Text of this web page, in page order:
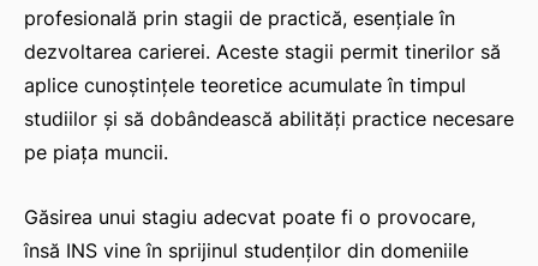
profesională prin stagii de practică, esențiale în
dezvoltarea carierei. Aceste stagii permit tinerilor să
aplice cunoștințele teoretice acumulate în timpul
studiilor și să dobândească abilități practice necesare
pe piața muncii.
Găsirea unui stagiu adecvat poate fi o provocare,
însă INS vine în sprijinul studenților din domeniile